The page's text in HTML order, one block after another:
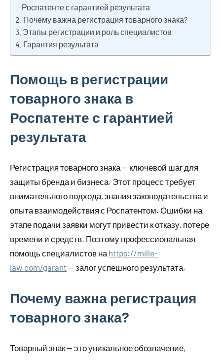
Роспатенте с гарантией результата
Почему важна регистрация товарного знака?
Этапы регистрации и роль специалистов
Гарантия результата
Помощь в регистрации
товарного знака в
Роспатенте с гарантией
результата
Регистрация товарного знака — ключевой шаг для
защиты бренда и бизнеса. Этот процесс требует
внимательного подхода, знания законодательства и
опыта взаимодействия с Роспатентом. Ошибки на
этапе подачи заявки могут привести к отказу, потере
времени и средств. Поэтому профессиональная
помощь специалистов на https://mille-
law.com/garant— залог успешного результата.
Почему важна регистрация
товарного знака?
Товарный знак — это уникальное обозначение,